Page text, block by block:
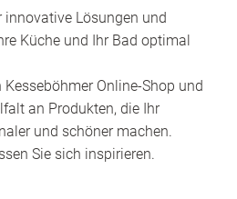
innovative Lösungen und
Küche und Ihr Bad optimal
Kesseböhmer Online-Shop und
an Produkten, die Ihr
und schöner machen.
Sie sich inspirieren.